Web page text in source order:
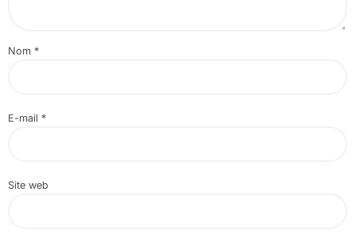
Nom *
E-mail *
Site web